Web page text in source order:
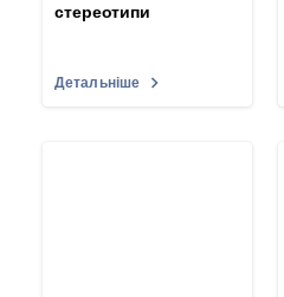
стереотипи
Детальніше